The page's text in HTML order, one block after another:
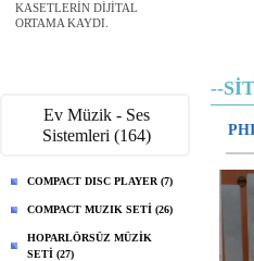
KASETLERİN DİJİTAL
ORTAMA KAYDI.
Ev Müzik - Ses
Sistemleri (164)
COMPACT DISC PLAYER (7)
COMPACT MUZIK SETİ (26)
HOPARLÖRSÜZ MÜZİK
SETİ (27)
--